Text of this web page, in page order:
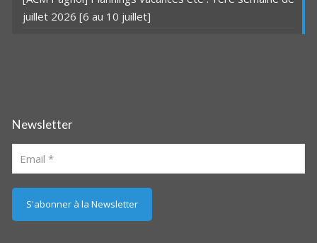
juillet 2026 [6 au 10 juillet]
Newsletter